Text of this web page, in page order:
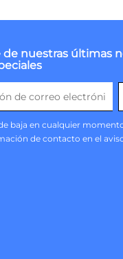
de nuestras últimas
baja en cualquier
de contacto en el